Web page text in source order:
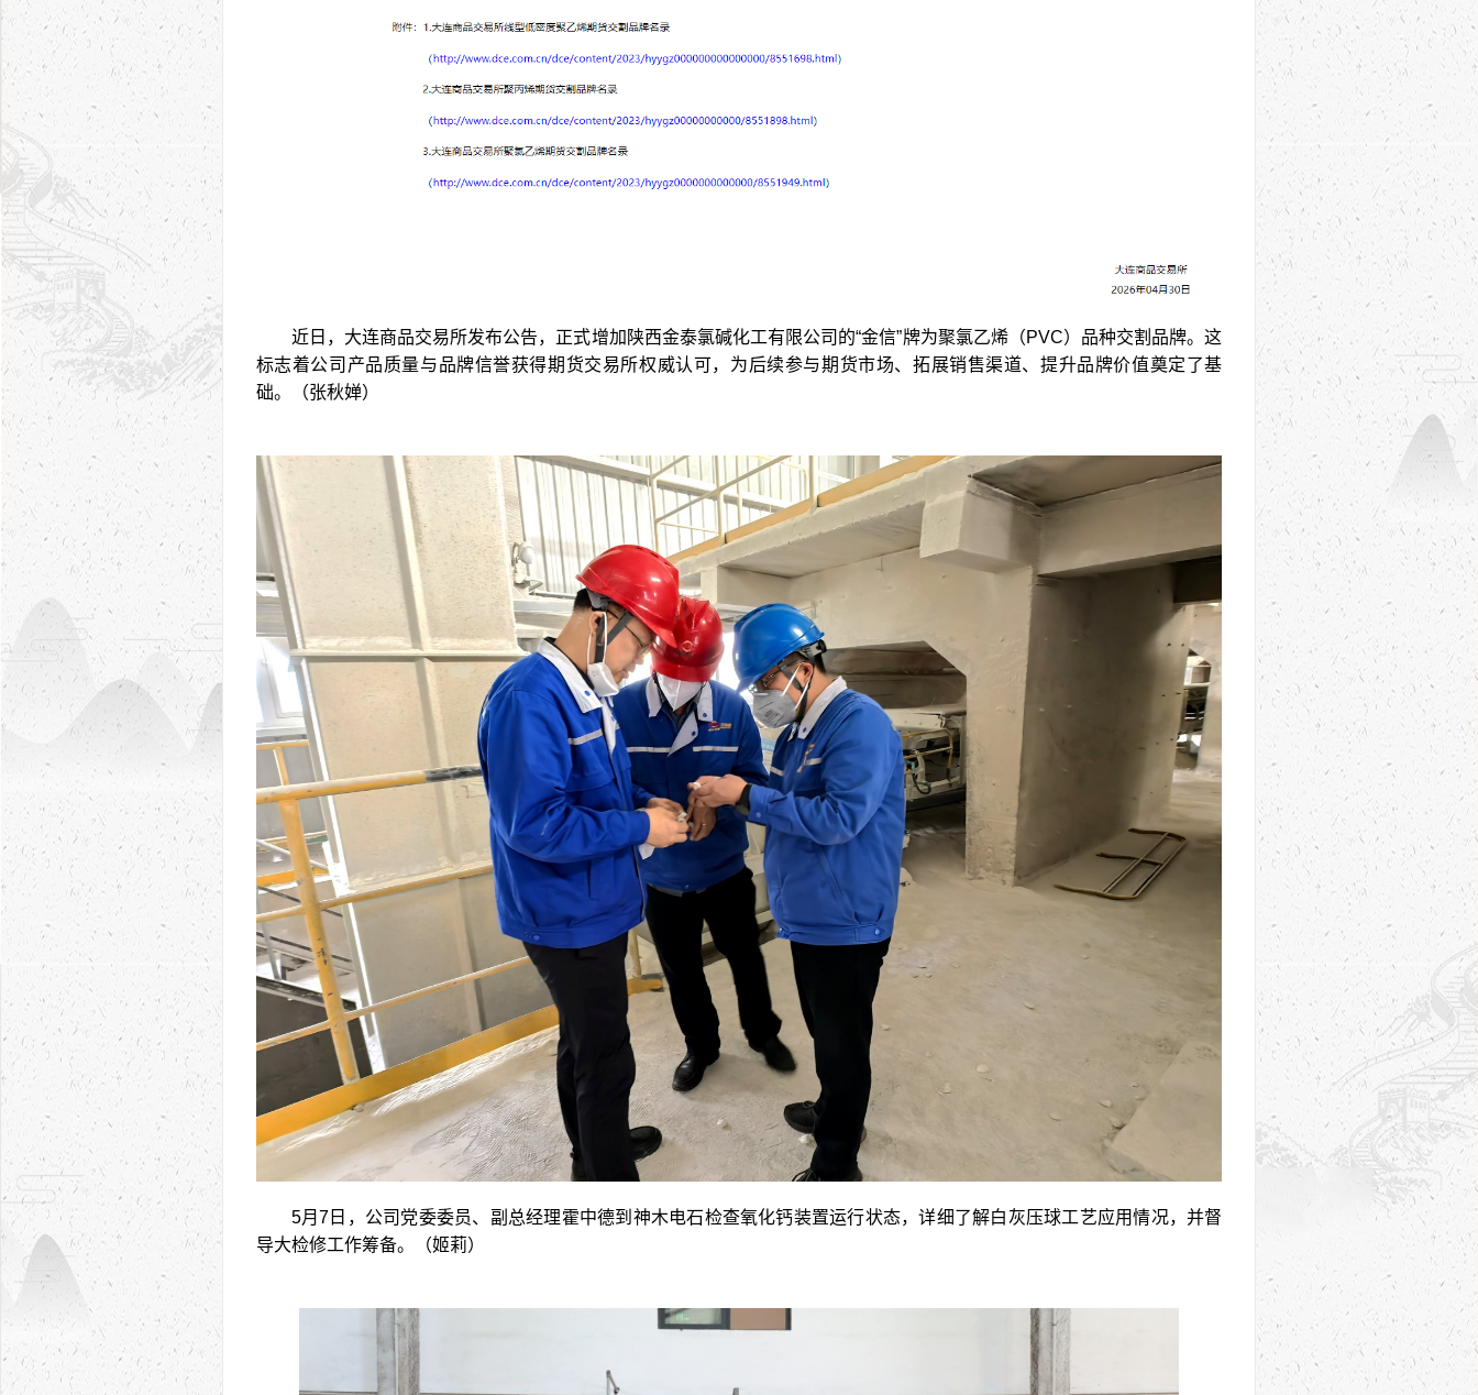
近日，大连商品交易所发布公告，正式增加陕西金泰氯碱化工有限公司的“金信”牌为聚氯乙烯（PVC）品种交割品牌。这
标志着公司产品质量与品牌信誉获得期货交易所权威认可，为后续参与期货市场、拓展销售渠道、提升品牌价值奠定了基
础。（张秋婵）
5月7日，公司党委委员、副总经理霍中德到神木电石检查氧化钙装置运行状态，详细了解白灰压球工艺应用情况，并督
导大检修工作筹备。（姬莉）